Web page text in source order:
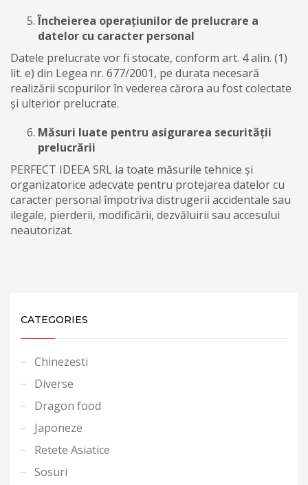
Încheierea operațiunilor de prelucrare a
datelor cu caracter personal
Datele prelucrate vor fi stocate, conform art. 4 alin. (1)
lit. e) din Legea nr. 677/2001, pe durata necesară
realizării scopurilor în vederea cărora au fost colectate
și ulterior prelucrate.
Măsuri luate pentru asigurarea securității
prelucrării
PERFECT IDEEA SRL ia toate măsurile tehnice și
organizatorice adecvate pentru protejarea datelor cu
caracter personal împotriva distrugerii accidentale sau
ilegale, pierderii, modificării, dezvăluirii sau accesului
neautorizat.
CATEGORIES
Chinezesti
Diverse
Dragon food
Japoneze
Retete Asiatice
Sosuri